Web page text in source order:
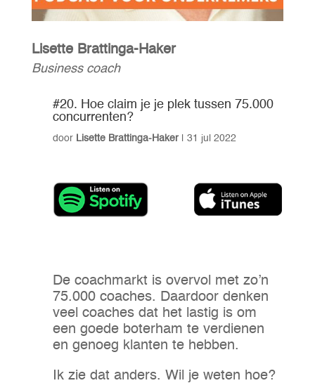
Lisette Brattinga-Haker
Business coach
#20. Hoe claim je je plek tussen 75.000
concurrenten?
door Lisette Brattinga-Haker| 31 jul 2022
De coachmarkt is overvol met zo’n
75.000 coaches. Daardoor denken
veel coaches dat het lastig is om
een goede boterham te verdienen
en genoeg klanten te hebben.
Ik zie dat anders. Wil je weten hoe?